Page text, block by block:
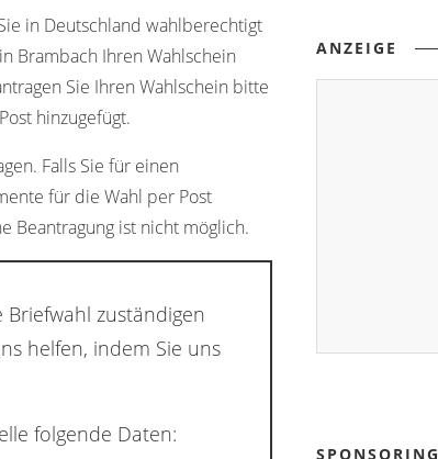
in Deutschland wahlberechtigt
Brambach Ihren Wahlschein
Sie Ihren Wahlschein bitte
hinzugefügt.
Falls Sie für einen
für die Wahl per Post
Beantragung ist nicht möglich.
zuständigen
helfen, indem Sie uns
folgende Daten:
ANZEIGE
SPONSORING